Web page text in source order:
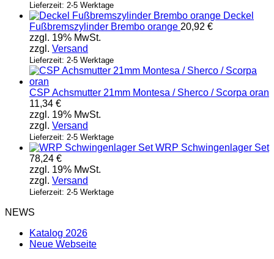
Lieferzeit: 2-5 Werktage
Deckel
Fußbremszylinder Brembo orange 20,92 €
zzgl. 19% MwSt.
zzgl. Versand
Lieferzeit: 2-5 Werktage
CSP Achsmutter 21mm Montesa / Sherco / Scorpa oran
11,34 €
zzgl. 19% MwSt.
zzgl. Versand
Lieferzeit: 2-5 Werktage
WRP Schwingenlager Set
78,24 €
zzgl. 19% MwSt.
zzgl. Versand
Lieferzeit: 2-5 Werktage
NEWS
Katalog 2026
Neue Webseite